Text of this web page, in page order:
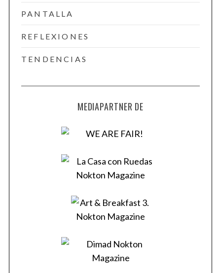
PANTALLA
REFLEXIONES
TENDENCIAS
MEDIAPARTNER DE